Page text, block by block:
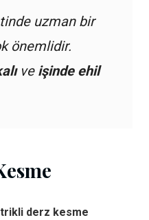
uzman bir
önemlidir.
ve işinde ehil
derz kesme